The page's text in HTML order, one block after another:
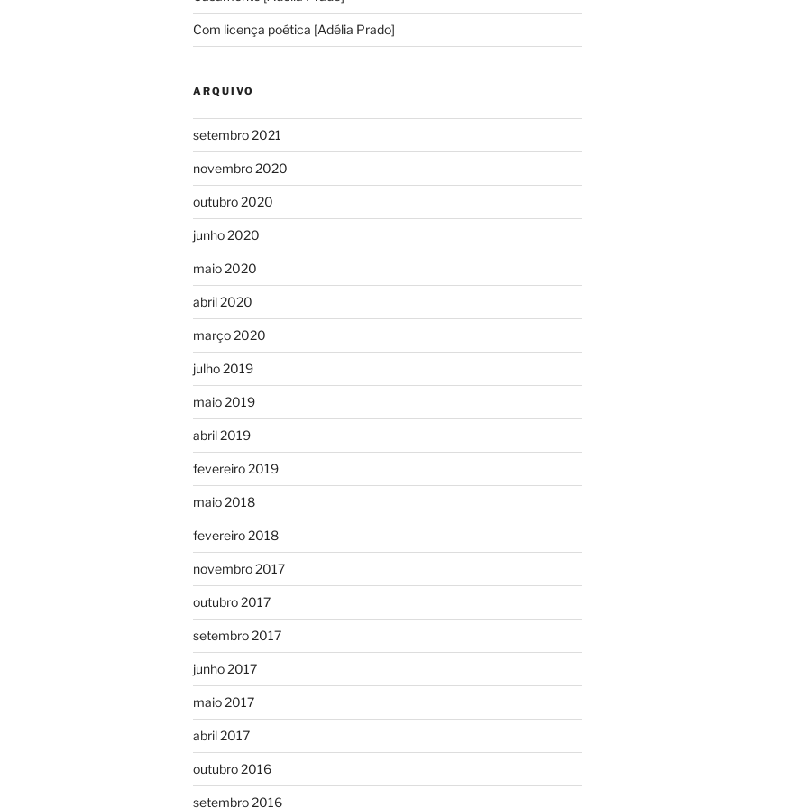
Com licença poética [Adélia Prado]
ARQUIVO
setembro 2021
novembro 2020
outubro 2020
junho 2020
maio 2020
abril 2020
março 2020
julho 2019
maio 2019
abril 2019
fevereiro 2019
maio 2018
fevereiro 2018
novembro 2017
outubro 2017
setembro 2017
junho 2017
maio 2017
abril 2017
outubro 2016
setembro 2016